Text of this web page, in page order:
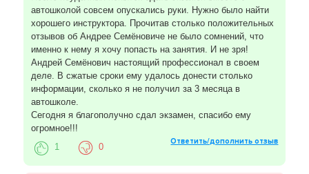
автошколой совсем опускались руки. Нужно было найти
хорошего инструктора. Прочитав столько положительных
отзывов об Андрее Семёновиче не было сомнений, что
именно к нему я хочу попасть на занятия. И не зря!
Андрей Семёнович настоящий профессионал в своем
деле. В сжатые сроки ему удалось донести столько
информации, сколько я не получил за 3 месяца в
автошколе.
Сегодня я благополучно сдал экзамен, спасибо ему
огромное!!!
Ответить/дополнить отзыв
1 0